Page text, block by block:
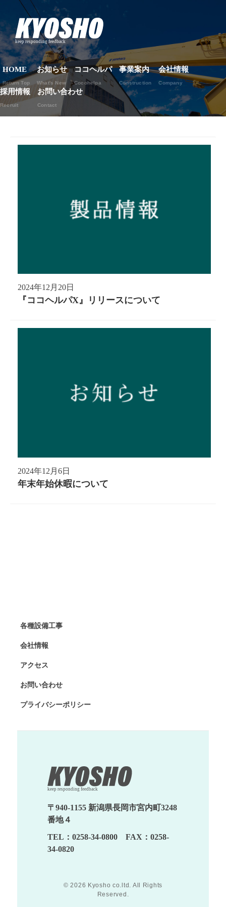
HOME
Return Top
お知らせ
What's New
ココヘルパ
Cocohelpa
事業案内
Construction
会社情報
Company
採用情報
Recruit
お問い合わせ
Contact
2024年12月20日
『ココヘルパX』リリースについて
2024年12月6日
年末年始休暇について
各種設備工事
会社情報
アクセス
お問い合わせ
プライバシーポリシー
〒940-1155 新潟県長岡市宮内町3248
番地４
TEL：0258-34-0800 FAX：0258-
34-0820
© 2026 Kyosho co.ltd. All Rights
Reserved.